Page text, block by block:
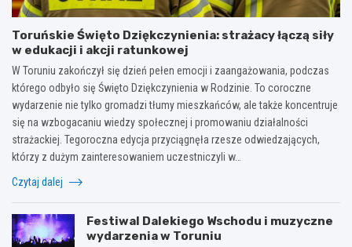
Toruńskie Święto Dziękczynienia: strażacy łączą siły
w edukacji i akcji ratunkowej
W Toruniu zakończył się dzień pełen emocji i zaangażowania, podczas
którego odbyło się Święto Dziękczynienia w Rodzinie. To coroczne
wydarzenie nie tylko gromadzi tłumy mieszkańców, ale także koncentruje
się na wzbogacaniu wiedzy społecznej i promowaniu działalności
strażackiej. Tegoroczna edycja przyciągnęła rzesze odwiedzających,
którzy z dużym zainteresowaniem uczestniczyli w…
Czytaj dalej
Festiwal Dalekiego Wschodu i muzyczne
wydarzenia w Toruniu